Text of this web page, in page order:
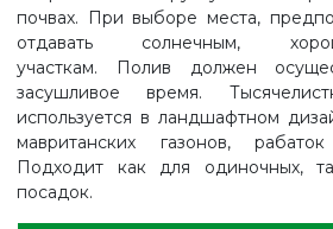
почвах. При выборе места,
отдавать солнечным,
участкам. Полив должен
засушливое время.
используется в ландшафтном
мавританских газонов,
Подходит как для одиночных,
посадок.